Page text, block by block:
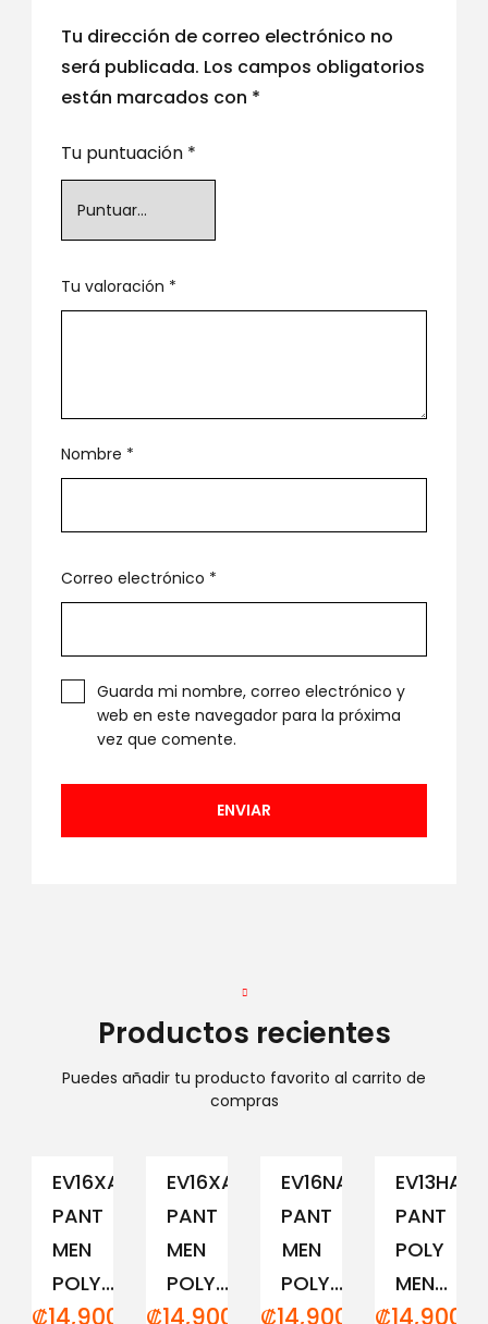
Tu dirección de correo electrónico no
será publicada. Los campos obligatorios
están marcados con *
Tu puntuación *
Tu valoración *
Nombre *
Correo electrónico *
Guarda mi nombre, correo electrónico y
web en este navegador para la próxima
vez que comente.
Productos recientes
Puedes añadir tu producto favorito al carrito de
compras
EV16XAM194
PANT
MEN
POLY...
₡14,900.00
EV16XAM191
PANT
MEN
POLY...
₡14,900.00
EV16NAM152
PANT
MEN
POLY...
₡14,900.00
PANT
POLY
MEN...
₡